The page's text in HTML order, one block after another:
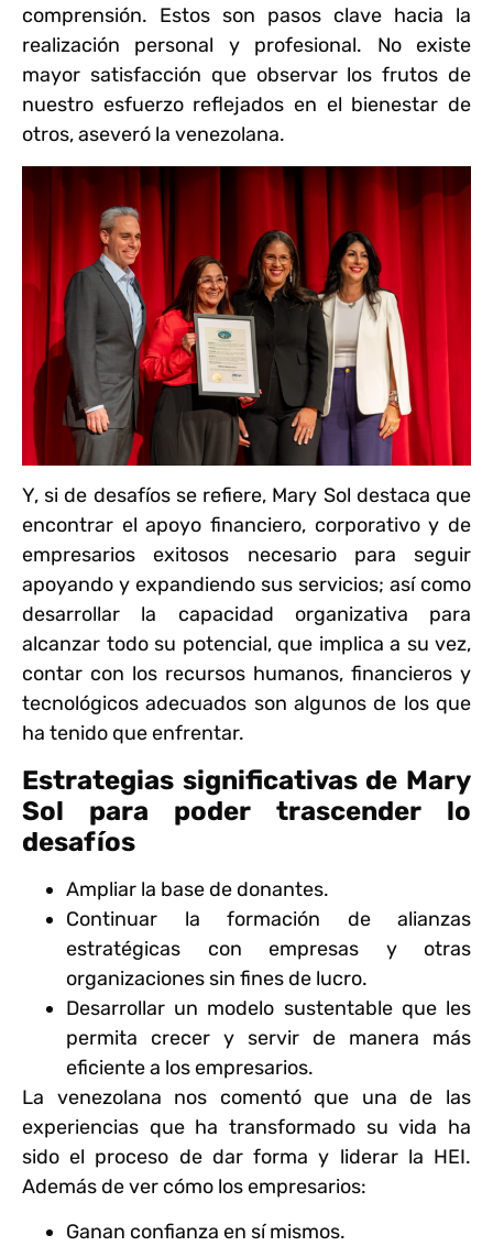
comprensión. Estos son pasos clave hacia la
realización personal y profesional. No existe
mayor satisfacción que observar los frutos de
nuestro esfuerzo reflejados en el bienestar de
otros, aseveró la venezolana.
Y, si de desafíos se refiere, Mary Sol destaca que
encontrar el apoyo financiero, corporativo y de
empresarios exitosos necesario para seguir
apoyando y expandiendo sus servicios; así como
desarrollar la capacidad organizativa para
alcanzar todo su potencial, que implica a su vez,
contar con los recursos humanos, financieros y
tecnológicos adecuados son algunos de los que
ha tenido que enfrentar.
Estrategias significativas de Mary
Sol para poder trascender lo
desafíos
Ampliar la base de donantes.
Continuar la formación de alianzas
estratégicas con empresas y otras
organizaciones sin fines de lucro.
Desarrollar un modelo sustentable que les
permita crecer y servir de manera más
eficiente a los empresarios.
La venezolana nos comentó que una de las
experiencias que ha transformado su vida ha
sido el proceso de dar forma y liderar la HEI.
Además de ver cómo los empresarios:
Ganan confianza en sí mismos.